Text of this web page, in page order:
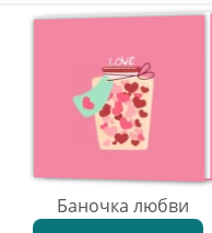
Баночка любви